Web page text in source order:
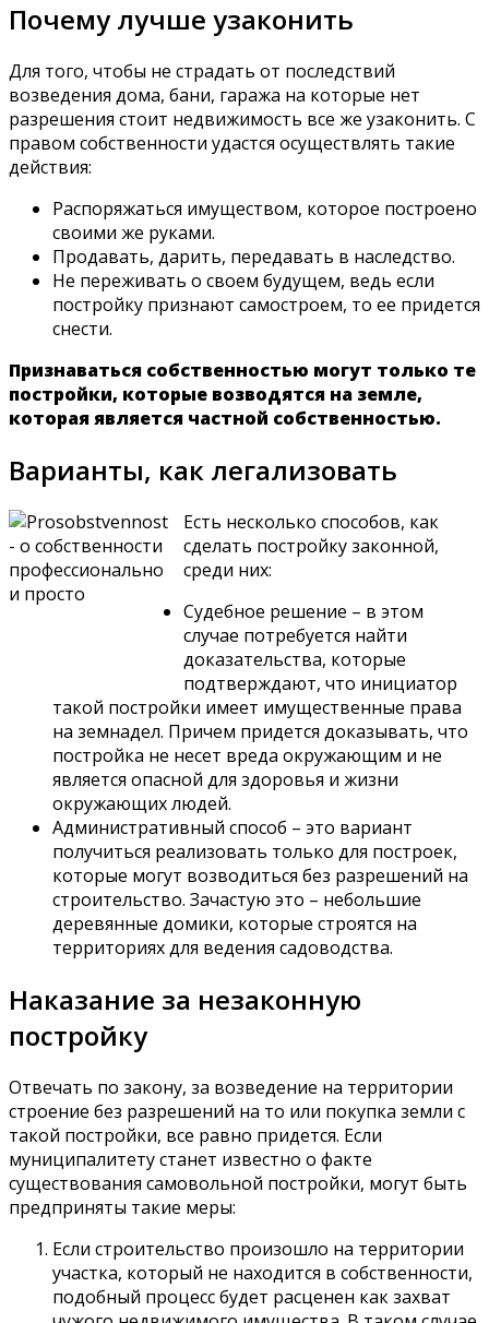
Почему лучше узаконить
Для того, чтобы не страдать от последствий
возведения дома, бани, гаража на которые нет
разрешения стоит недвижимость все же узаконить. С
правом собственности удастся осуществлять такие
действия:
Распоряжаться имуществом, которое построено
своими же руками.
Продавать, дарить, передавать в наследство.
Не переживать о своем будущем, ведь если
постройку признают самостроем, то ее придется
снести.
Признаваться собственностью могут только те
постройки, которые возводятся на земле,
которая является частной собственностью.
Варианты, как легализовать
Есть несколько способов, как
сделать постройку законной,
среди них:
Судебное решение – в этом
случае потребуется найти
доказательства, которые
подтверждают, что инициатор
такой постройки имеет имущественные права
на земнадел. Причем придется доказывать, что
постройка не несет вреда окружающим и не
является опасной для здоровья и жизни
окружающих людей.
Административный способ – это вариант
получиться реализовать только для построек,
которые могут возводиться без разрешений на
строительство. Зачастую это – небольшие
деревянные домики, которые строятся на
территориях для ведения садоводства.
Наказание за незаконную
постройку
Отвечать по закону, за возведение на территории
строение без разрешений на то или покупка земли с
такой постройки, все равно придется. Если
муниципалитету станет известно о факте
существования самовольной постройки, могут быть
предприняты такие меры:
Если строительство произошло на территории
участка, который не находится в собственности,
подобный процесс будет расценен как захват